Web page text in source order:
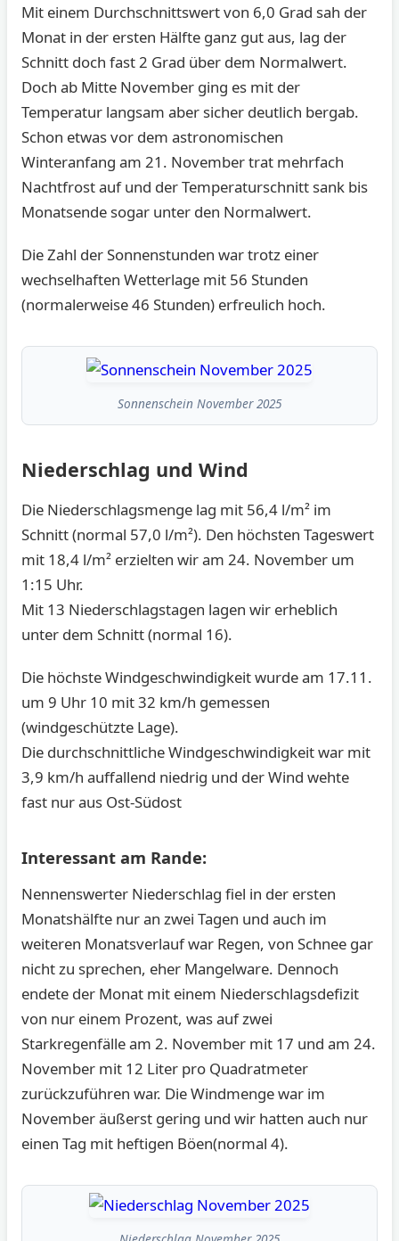
Mit einem Durchschnittswert von 6,0 Grad sah der
Monat in der ersten Hälfte ganz gut aus, lag der
Schnitt doch fast 2 Grad über dem Normalwert.
Doch ab Mitte November ging es mit der
Temperatur langsam aber sicher deutlich bergab.
Schon etwas vor dem astronomischen
Winteranfang am 21. November trat mehrfach
Nachtfrost auf und der Temperaturschnitt sank bis
Monatsende sogar unter den Normalwert.
Die Zahl der Sonnenstunden war trotz einer
wechselhaften Wetterlage mit 56 Stunden
(normalerweise 46 Stunden) erfreulich hoch.
Sonnenschein November 2025
Niederschlag und Wind
Die Niederschlagsmenge lag mit 56,4 l/m² im
Schnitt (normal 57,0 l/m²). Den höchsten Tageswert
mit 18,4 l/m² erzielten wir am 24. November um
1:15 Uhr.
Mit 13 Niederschlagstagen lagen wir erheblich
unter dem Schnitt (normal 16).
Die höchste Windgeschwindigkeit wurde am 17.11.
um 9 Uhr 10 mit 32 km/h gemessen
(windgeschützte Lage).
Die durchschnittliche Windgeschwindigkeit war mit
3,9 km/h auffallend niedrig und der Wind wehte
fast nur aus Ost-Südost
Interessant am Rande:
Nennenswerter Niederschlag fiel in der ersten
Monatshälfte nur an zwei Tagen und auch im
weiteren Monatsverlauf war Regen, von Schnee gar
nicht zu sprechen, eher Mangelware. Dennoch
endete der Monat mit einem Niederschlagsdefizit
von nur einem Prozent, was auf zwei
Starkregenfälle am 2. November mit 17 und am 24.
November mit 12 Liter pro Quadratmeter
zurückzuführen war. Die Windmenge war im
November äußerst gering und wir hatten auch nur
einen Tag mit heftigen Böen(normal 4).